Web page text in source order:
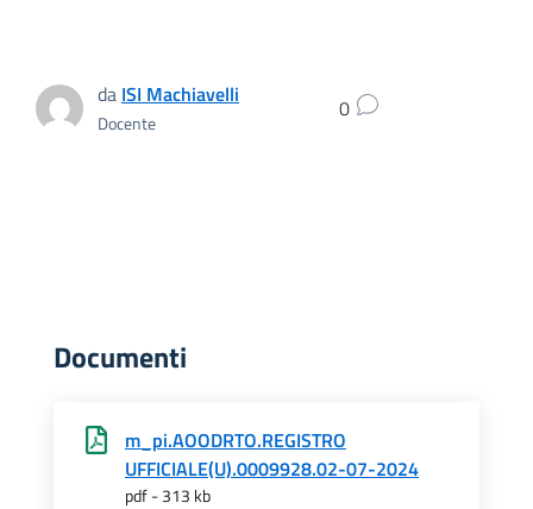
da ISI Machiavelli
Docente 0
Documenti
m_pi.AOODRTO.REGISTRO
UFFICIALE(U).0009928.02-07-2024
pdf - 313 kb